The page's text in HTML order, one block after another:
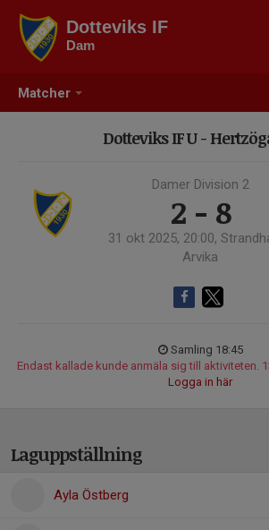
Matcher
Dotteviks IF
Dam
Dotteviks IF U -
Damer Division 2
2 - 8
31 okt 2025, 20:00,
Arvika
Samling 18:45
Endast kallade kunde anmäla sig till aktiviteten.
Logga in här
Laguppställning
Ayla Östberg